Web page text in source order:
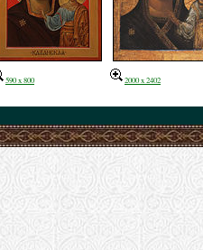
590 x 800 2000 x 2402